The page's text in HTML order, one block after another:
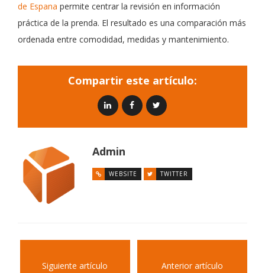
de Espana permite centrar la revisión en información
práctica de la prenda. El resultado es una comparación más
ordenada entre comodidad, medidas y mantenimiento.
Compartir este artículo:
Admin
WEBSITE TWITTER
Siguiente artículo Anterior artículo